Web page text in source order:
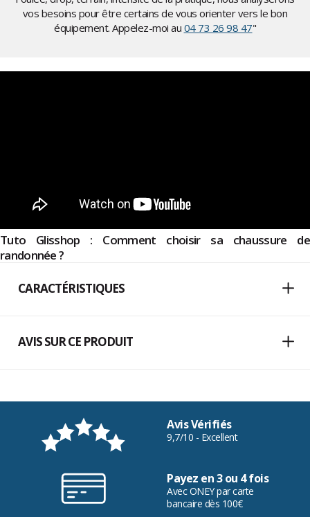
vos besoins pour être certains de vous orienter vers le bon
équipement. Appelez-moi au 04 73 26 98 47"
Tuto Glisshop : Comment choisir sa chaussure de
randonnée ?
CARACTÉRISTIQUES
AVIS SUR CE PRODUIT
Avis Vérifiés
9,7/10 - Excellent
Payez en 3 ou 4 fois
Avec ONEY par carte
bancaire dès 100€